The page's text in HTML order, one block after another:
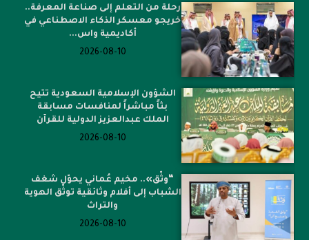
رحلة من التعلم إلى صناعة المعرفة..
خريجو معسكر الذكاء الاصطناعي في
أكاديمية واس...
الشؤون الإسلامية السعودية تتيح
بثاً مباشراً لمنافسات مسابقة
الملك عبدالعزيز الدولية للقرآن
“وثّق».. مخيم عُماني يحوّل شغف
الشباب إلى أفلام وثائقية توثّق الهوية
والتراث